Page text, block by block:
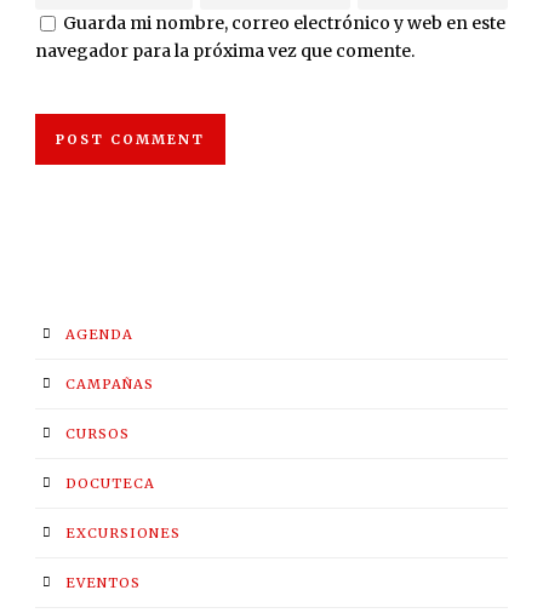
Guarda mi nombre, correo electrónico y web en este
navegador para la próxima vez que comente.
AGENDA
CAMPAÑAS
CURSOS
DOCUTECA
EXCURSIONES
EVENTOS